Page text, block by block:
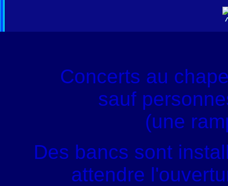
Concerts au
sauf
(une
Des bancs sont
attendre